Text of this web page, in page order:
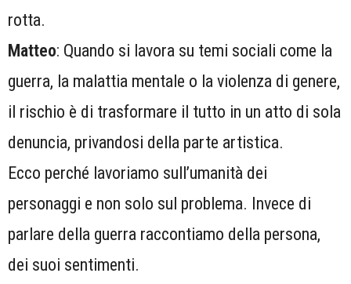
rotta.
Matteo: Quando si lavora su temi sociali come la
guerra, la malattia mentale o la violenza di genere,
il rischio è di trasformare il tutto in un atto di sola
denuncia, privandosi della parte artistica.
Ecco perché lavoriamo sull’umanità dei
personaggi e non solo sul problema. Invece di
parlare della guerra raccontiamo della persona,
dei suoi sentimenti.